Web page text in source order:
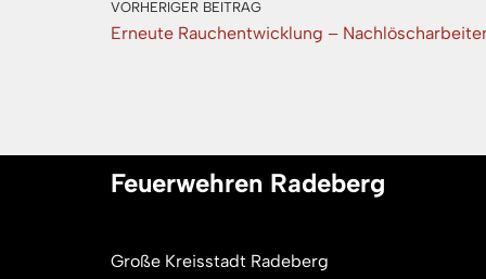
VORHERIGER BEITRAG
Erneute Rauchentwicklung –
Feuerwehren Radeberg
Große Kreisstadt Radeberg